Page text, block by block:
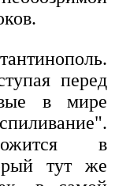
перед
в мире
в
тут же